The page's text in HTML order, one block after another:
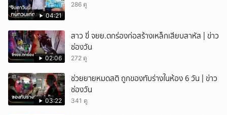
04:21
286 ดู
02:06
สาว ขี่ จยย.ตกร่องก่อสร้างเหล็กเสียบสาหัส | ข่าว
ช่องวัน
272 ดู
03:22
ช่วยยายหมดสติ ถูกของทับร่างในห้อง 6 วัน | ข่าว
ช่องวัน
341 ดู